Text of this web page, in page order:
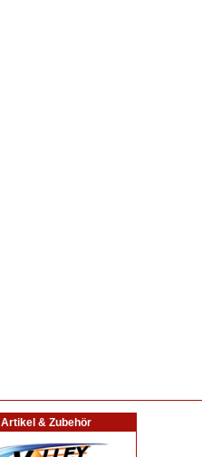
Artikel & Zubehör